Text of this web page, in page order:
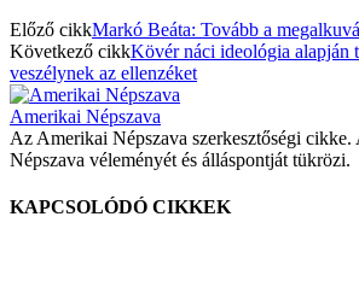
Előző cikkMarkó Beáta: Tovább a
Következő cikkKövér náci ideológia alapján
veszélynek az ellenzéket
Amerikai Népszava
Az Amerikai Népszava szerkesztőségi
Népszava véleményét és álláspontját tükrözi.
KAPCSOLÓDÓ CIKKEK